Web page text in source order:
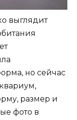
выглядит
но сейчас
размер и
фото в